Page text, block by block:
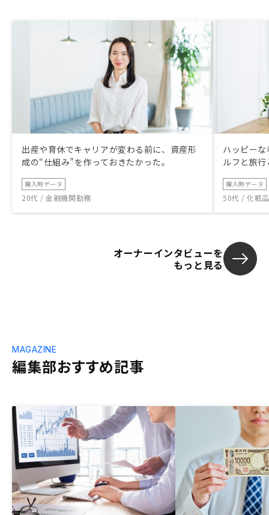
出産や育休でキャリアが変わる前に、資産形
成の“仕組み”を作っておきたかった。
購入時データ
20代 / 金融機関勤務
ハッピー
ルフと旅
購入時データ
50代 / 化粧
オーナーインタビューを
もっと見る
編集部おすすめ記事
MAGAZINE